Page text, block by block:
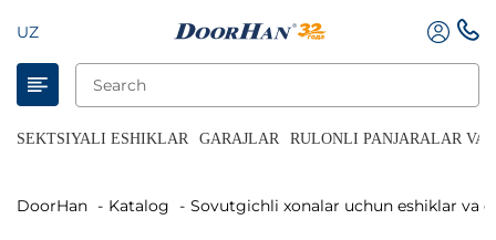
UZ
SEKTSIYALI ESHIKLAR GARAJLAR RULONLI PANJARALAR VA
DoorHan Katalog Sovutgichli xonalar uchun eshiklar va